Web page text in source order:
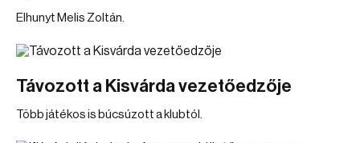
Elhunyt Melis Zoltán.
Távozott a Kisvárda vezetőedzője
Több játékos is búcsúzott a klubtól.